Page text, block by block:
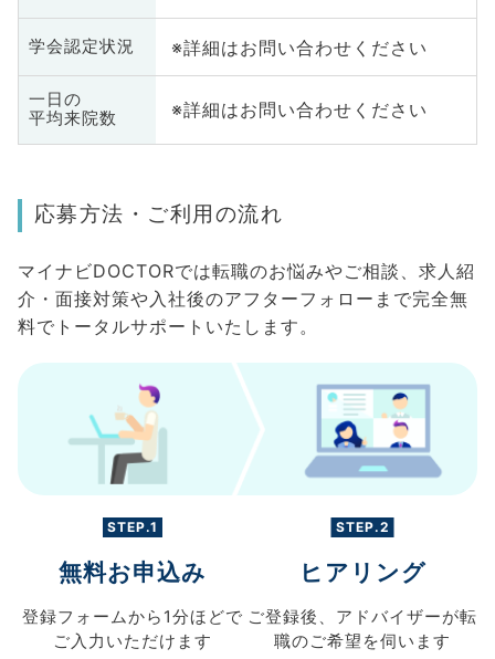
学会認定状況 ※詳細はお問い合わせください
一日の
平均来院数
※詳細はお問い合わせください
応募方法・ご利用の流れ
マイナビDOCTORでは転職のお悩みやご相談、求人紹
介・面接対策や入社後のアフターフォローまで完全無
料でトータルサポートいたします。
STEP.1
無料お申込み
登録フォームから 1分ほどで
ご入力 いただけます
STEP.2
ヒアリング
ご登録後、 アドバイザーが転
職のご希望を伺います